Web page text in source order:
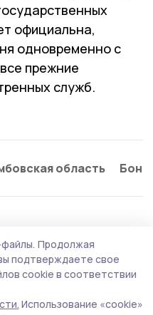
официальна,
одновременно с
прежние
служб.
область
Продолжая
подтверждаете свое
cookie в соответствии
Использование «cookie»